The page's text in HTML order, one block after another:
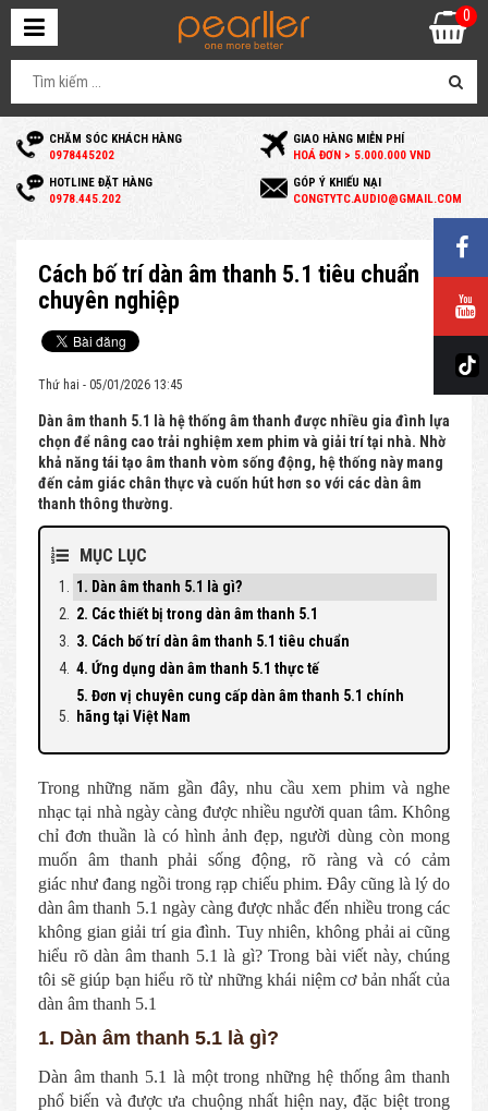
CHĂM SÓC KHÁCH HÀNG
0978445202
GIAO HÀNG MIỄN PHÍ
HOÁ ĐƠN > 5.000.000 VND
HOTLINE ĐẶT HÀNG
0978.445.202
GÓP Ý KHIẾU NẠI
CONGTYTC.AUDIO@GMAIL.COM
0
Cách bố trí dàn âm thanh 5.1 tiêu chuẩn
chuyên nghiệp
Thứ hai - 05/01/2026 13:45
Dàn âm thanh 5.1 là hệ thống âm thanh được nhiều gia đình lựa
chọn để nâng cao trải nghiệm xem phim và giải trí tại nhà. Nhờ
khả năng tái tạo âm thanh vòm sống động, hệ thống này mang
đến cảm giác chân thực và cuốn hút hơn so với các dàn âm
thanh thông thường.
MỤC LỤC
1. Dàn âm thanh 5.1 là gì?
2. Các thiết bị trong dàn âm thanh 5.1
3. Cách bố trí dàn âm thanh 5.1 tiêu chuẩn
4. Ứng dụng dàn âm thanh 5.1 thực tế
5. Đơn vị chuyên cung cấp dàn âm thanh 5.1 chính
hãng tại Việt Nam
Trong những năm gần đây, nhu cầu xem phim và nghe
nhạc tại nhà ngày càng được nhiều người quan tâm. Không
chỉ đơn thuần là có hình ảnh đẹp, người dùng còn mong
muốn âm thanh phải sống động, rõ ràng và có cảm
giác như đang ngồi trong rạp chiếu phim. Đây cũng là lý do
dàn âm thanh 5.1 ngày càng được nhắc đến nhiều trong các
không gian giải trí gia đình. Tuy nhiên, không phải ai cũng
hiểu rõ dàn âm thanh 5.1 là gì? Trong bài viết này, chúng
tôi sẽ giúp bạn hiểu rõ từ những khái niệm cơ bản nhất của
dàn âm thanh 5.1
1. Dàn âm thanh 5.1 là gì?
Dàn âm thanh 5.1 là một trong những hệ thống âm thanh
phổ biến và được ưa chuộng nhất hiện nay, đặc biệt trong